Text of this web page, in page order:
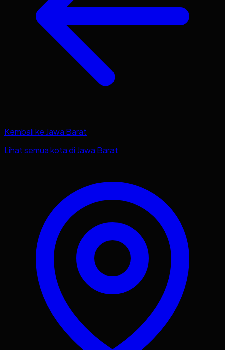
Kembali ke Jawa Barat
Lihat semua kota di Jawa Barat